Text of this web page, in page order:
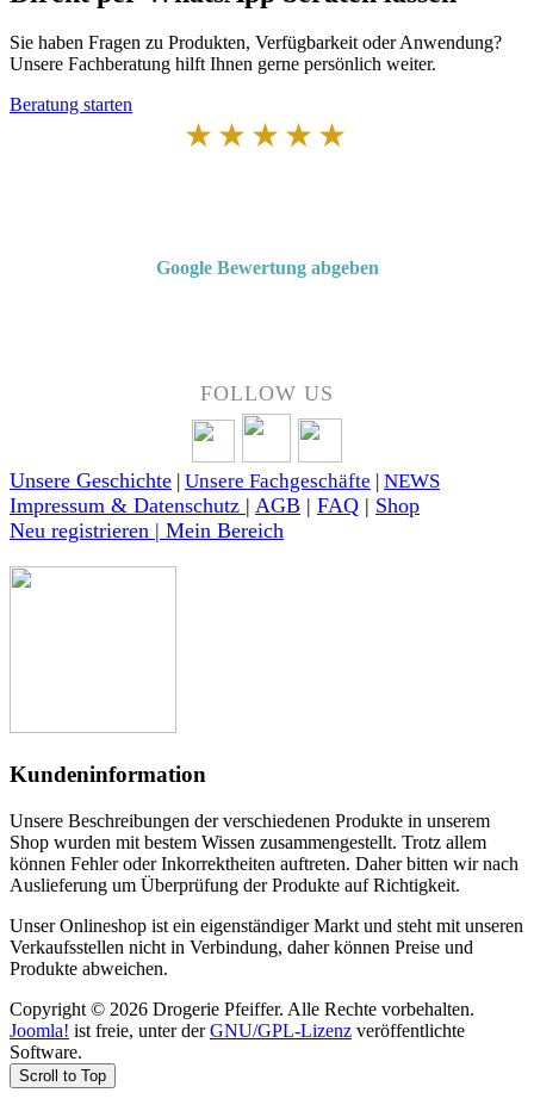
Sie haben Fragen zu Produkten, Verfügbarkeit oder Anwendung?
Unsere Fachberatung hilft Ihnen gerne persönlich weiter.
Beratung starten
★★★★★
Google Bewertung abgeben
FOLLOW US
Unsere Geschichte Unsere Fachgeschäfte NEWS
Impressum & Datenschutz | AGB | FAQ | Shop
Neu registrieren | Mein Bereich
Kundeninformation
Unsere Beschreibungen der verschiedenen Produkte in unserem
Shop wurden mit bestem Wissen zusammengestellt. Trotz allem
können Fehler oder Inkorrektheiten auftreten. Daher bitten wir nach
Auslieferung um Überprüfung der Produkte auf Richtigkeit.
Unser Onlineshop ist ein eigenständiger Markt und steht mit unseren
Verkaufsstellen nicht in Verbindung, daher können Preise und
Produkte abweichen.
Copyright © 2026 Drogerie Pfeiffer. Alle Rechte vorbehalten.
Joomla! ist freie, unter derGNU/GPL-Lizenz veröffentlichte
Software.
Scroll to Top